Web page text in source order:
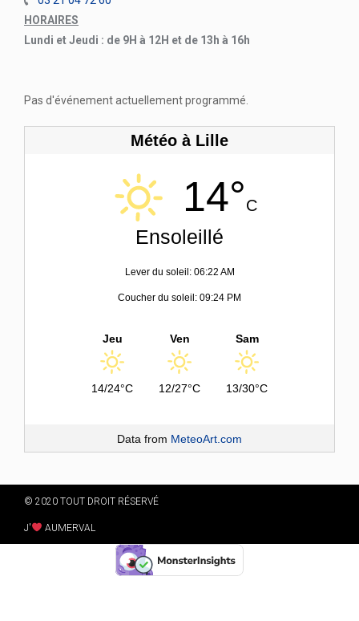
HORAIRES
Lundi et Jeudi : de 9H à 12H et de 13h à 16h
Pas d'événement actuellement programmé.
Météo à Lille
14°C
Ensoleillé
Lever du soleil: 06:22 AM
Coucher du soleil: 09:24 PM
Jeu
14/24°C
Ven
12/27°C
Sam
13/30°C
Data from MeteoArt.com
© 2020 TOUT DROIT RÉSERVÉ
J' AUMERVAL